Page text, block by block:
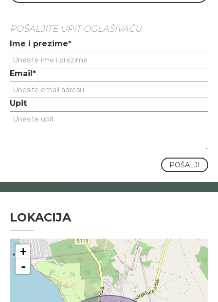
POŠALJITE UPIT OGLAŠIVAČU
Ime i prezime*
Email*
Upit
POŠALJI
LOKACIJA
+
-